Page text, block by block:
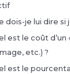
dois-je lui dire
est le coût d’un
etc.) ?
est le